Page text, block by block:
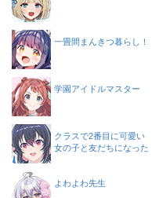
一畳間まんきつ暮らし！
学園アイドルマスター
クラスで2番目に可愛い
女の子と友だちになった
よわよわ先生